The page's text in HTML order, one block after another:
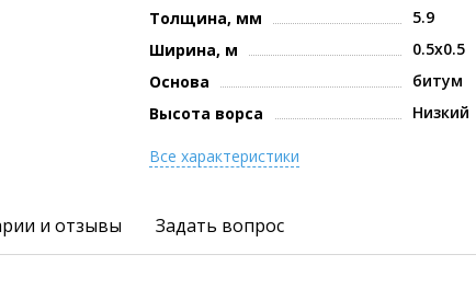
Толщина, мм
5.9
Ширина, м
0.5x0.5
Основа
битум
Высота ворса
Низкий
Все характеристики
и отзывы Задать вопрос